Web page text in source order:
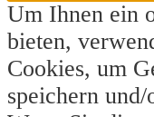
Um Ihnen ein
bieten,
Cookies, um
speichern